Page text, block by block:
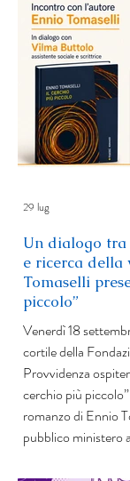
Un dialogo
e ricerca della
Tomaselli
piccolo”
Venerdì 18
cortile della
Provvidenza
cerchio più
romanzo di Ennio
pubblico ministero
29 lug